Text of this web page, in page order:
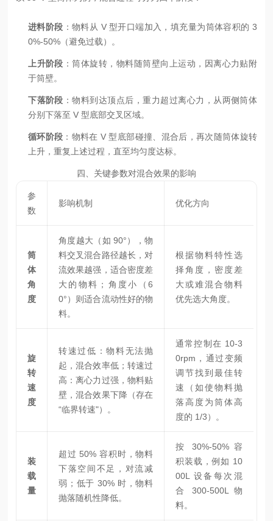
进料阶段 ：物料从 V 型开口端加入，填充量为筒体容积的 3
0%-50%（避免过载）。
上升阶段 ：筒体旋转，物料随筒壁向上运动，因离心力贴附
于筒壁。
下落阶段 ：物料到达顶点后，重力超过离心力，从两侧筒体
分别下落至 V 型底部交叉区域。
循环阶段 ：物料在 V 型底部碰撞、混合后，再次随筒体旋转
上升，重复上述过程，直至均匀度达标。
四、关键参数对混合效果的影响
参
数
影响机制 优化方向
筒
体
角
度
角度越大（如 90°），物
料交叉混合路径越长，对
流效果越强，适合密度差
大的物料；角度小（6
0°）则适合流动性好的物
料。
根据物料特性选
择角度，密度差
大或难混合物料
优先选大角度。
旋
转
速
度
转速过低：物料无法抛
起，混合效率低；转速过
高：离心力过强，物料贴
壁，混合效果下降（存在
“临界转速"）。
通常控制在 10-3
0rpm，通过变频
调节找到最佳转
速（如使物料抛
落高度为筒体高
度的 1/3）。
装
载
量
超过 50% 容积时，物料
下落空间不足，对流减
弱；低于 30% 时，物料
抛落随机性降低。
按 30%-50% 容
积装载，例如 10
00L 设备每次混
合 300-500L 物
料。